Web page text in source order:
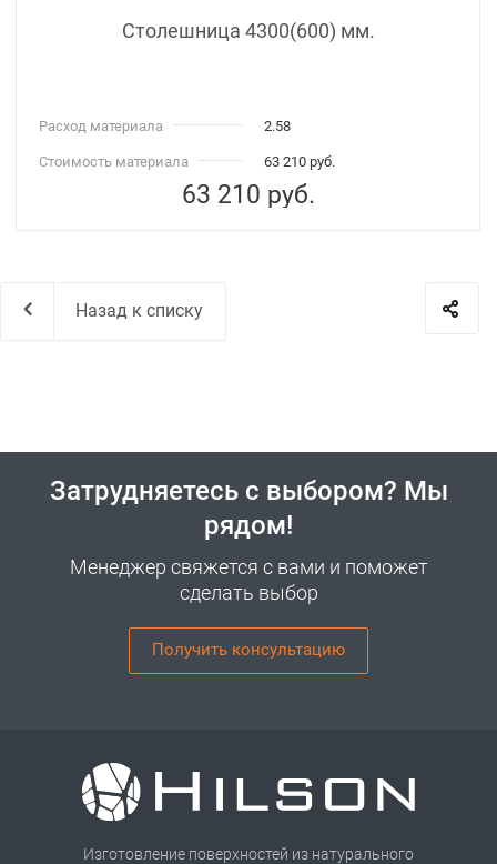
Столешница 4300(600) мм.
Расход материала 2.58
Стоимость материала 63 210 руб.
63 210 руб.
Назад к списку
Затрудняетесь с выбором? Мы
рядом!
Менеджер свяжется с вами и поможет
сделать выбор
Получить консультацию
Изготовление поверхностей из натурального